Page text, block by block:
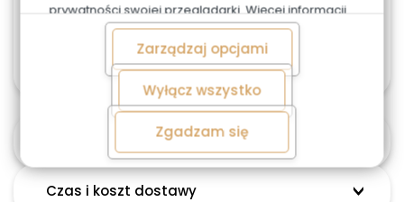
prywatności swojej przeglądarki. Więcej informacji
o przetwarzaniu danych znajdziesz wPolityce
Zarządzaj opcjami
Wyłącz wszystko
Zgadzam się
W przypadku tortów weselnych, firmowych lub w
większym rozmiarze, możliwa jest personalizacja
zamówienia. Skontaktuj się z nami 603487707
Czas i koszt dostawy